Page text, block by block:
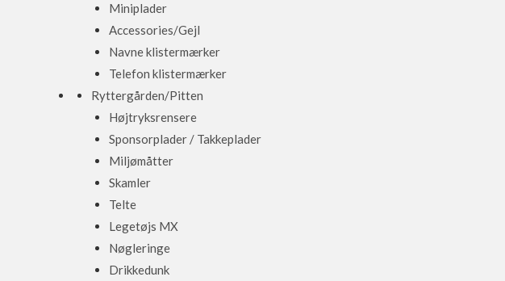
Miniplader
Accessories/Gejl
Navne klistermærker
Telefon klistermærker
Ryttergården/Pitten
Højtryksrensere
Sponsorplader / Takkeplader
Miljømåtter
Skamler
Telte
Legetøjs MX
Nøgleringe
Drikkedunk